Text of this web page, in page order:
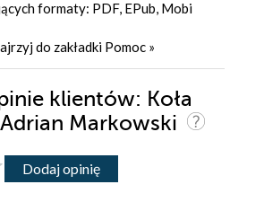
formaty: PDF, EPub, Mobi
do zakładki Pomoc »
klientów: Koła
Markowski
Dodaj opinię